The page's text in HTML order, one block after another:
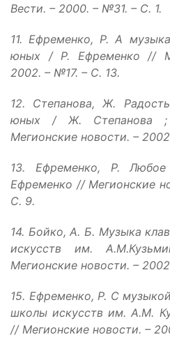
Вести. – 2000. – №31. – С. 1.
11. Ефременко, Р. А
юных / Р. Ефременко //
2002. – №17. – С. 13.
12. Степанова, Ж.
юных / Ж. Степанова
Мегионские новости. –
13. Ефременко, Р.
Ефременко // Мегионские
С. 9.
14. Бойко, А. Б. Музыка
искусств им.
Мегионские новости. –
15. Ефременко, Р. С
школы искусств им. А.М.
// Мегионские новости. –